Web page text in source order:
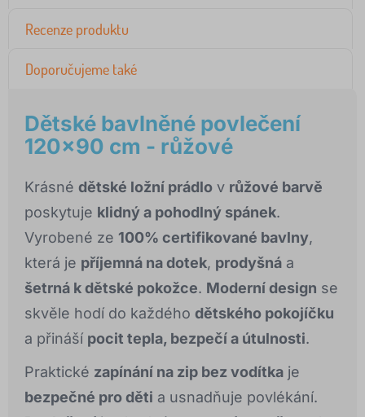
Recenze produktu
Doporučujeme také
Dětské bavlněné povlečení
120x90 cm - růžové
Krásné dětské ložní prádlo v růžové barvě
poskytuje klidný a pohodlný spánek.
Vyrobené ze 100% certifikované bavlny,
která je příjemná na dotek, prodyšná a
šetrná k dětské pokožce. Moderní design se
skvěle hodí do každého dětského pokojíčku
a přináší pocit tepla, bezpečí a útulnosti.
Praktické zapínání na zip bez vodítka je
bezpečné pro děti a usnadňuje povlékání.